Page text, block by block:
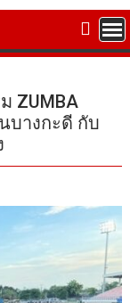
ZUMBA
บางกะดี กับ